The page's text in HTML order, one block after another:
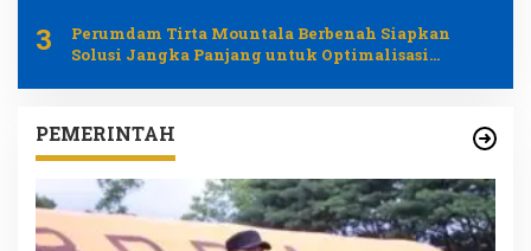
3
Perumdam Tirta Mountala Berbenah Siapkan
Solusi Jangka Panjang untuk Optimalisasi
PEMERINTAH